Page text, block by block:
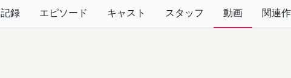
記録 エピソード キャスト スタッフ 動画 関連